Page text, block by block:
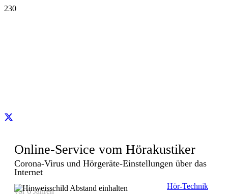
Online-Service vom Hörakustiker
Corona-Virus und Hörgeräte-Einstellungen über das
Internet
vor 6 Jahren
Hör-Technik